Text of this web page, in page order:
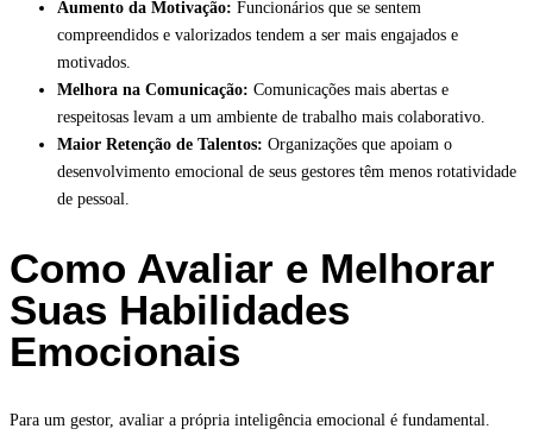
Aumento da Motivação: Funcionários que se sentem
compreendidos e valorizados tendem a ser mais engajados e
motivados.
Melhora na Comunicação: Comunicações mais abertas e
respeitosas levam a um ambiente de trabalho mais colaborativo.
Maior Retenção de Talentos: Organizações que apoiam o
desenvolvimento emocional de seus gestores têm menos rotatividade
de pessoal.
Como Avaliar e Melhorar
Suas Habilidades
Emocionais
Para um gestor, avaliar a própria inteligência emocional é fundamental.